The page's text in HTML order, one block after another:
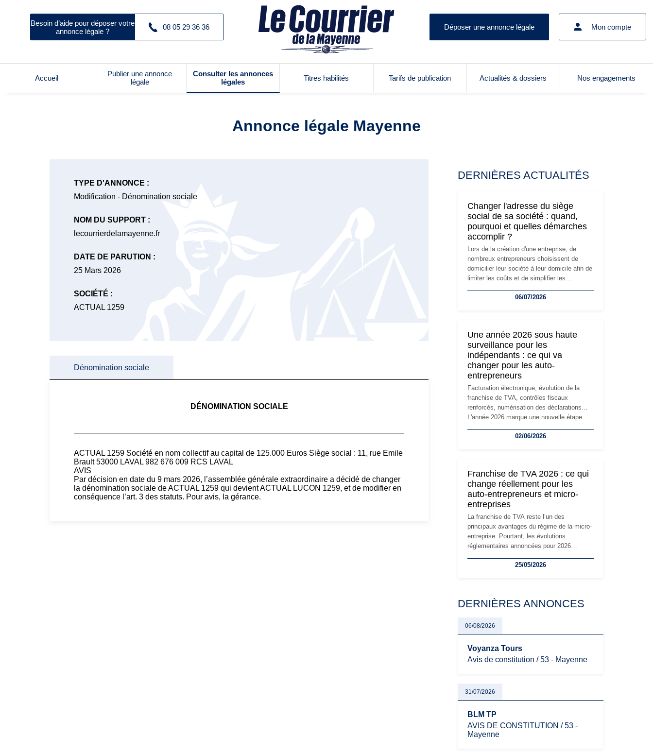
Besoin d’aide pour déposer votre
annonce légale ?
08 05 29 36 36 Déposer une annonce légale Mon compte
Accueil
Publier une annonce
légale
Consulter les annonces
légales
Titres habilités Tarifs de publication Actualités & dossiers Nos engagements
Annonce légale Mayenne
TYPE D'ANNONCE :
Modification - Dénomination sociale
NOM DU SUPPORT :
lecourrierdelamayenne.fr
DATE DE PARUTION :
25 Mars 2026
SOCIÉTÉ :
ACTUAL 1259
Dénomination sociale
DÉNOMINATION SOCIALE
ACTUAL 1259 Société en nom collectif au capital de 125.000 Euros Siège social : 11, rue Emile
Brault 53000 LAVAL 982 676 009 RCS LAVAL
AVIS
Par décision en date du 9 mars 2026, l’assemblée générale extraordinaire a décidé de changer
la dénomination sociale de ACTUAL 1259 qui devient ACTUAL LUCON 1259, et de modifier en
conséquence l’art. 3 des statuts. Pour avis, la gérance.
DERNIÈRES ACTUALITÉS
Changer l'adresse du siège
social de sa société : quand,
pourquoi et quelles démarches
accomplir ?
Lors de la création d'une entreprise, de
nombreux entrepreneurs choisissent de
domicilier leur société à leur domicile afin de
limiter les coûts et de simplifier les
l'activité, cette solution peut rapidement
siège social répond souvent à une nouvelle
étape de la vie de l'entreprise et implique
plusieurs formalités obligatoires.
06/07/2026
Une année 2026 sous haute
surveillance pour les
indépendants : ce qui va
changer pour les auto-
entrepreneurs
Facturation électronique, évolution de la
franchise de TVA, contrôles fiscaux
renforcés, numérisation des déclarations…
L'année 2026 marque une nouvelle étape
travailleurs indépendants. Si le régime de la
réglementaire plus exigeant. Décryptage des
principaux changements et des précautions
à prendre pour éviter les mauvaises
surprises.
02/06/2026
Franchise de TVA 2026 : ce qui
change réellement pour les
auto-entrepreneurs et micro-
entreprises
La franchise de TVA reste l’un des
principaux avantages du régime de la micro-
entreprise. Pourtant, les évolutions
réglementaires annoncées pour 2026
les auto-entrepreneurs, artisans et
évoluent dans un contexte de contrôle
oblige les indépendants à rester
particulièrement vigilants.
25/05/2026
DERNIÈRES ANNONCES
06/08/2026
Voyanza Tours
Avis de constitution / 53 - Mayenne
31/07/2026
BLM TP
AVIS DE CONSTITUTION / 53 -
Mayenne